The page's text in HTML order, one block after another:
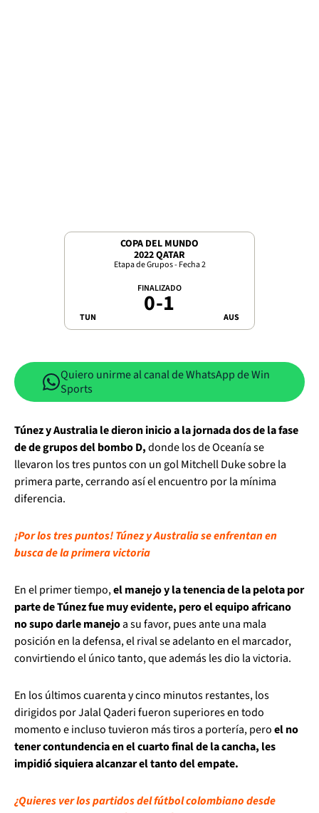
COPA DEL MUNDO
2022 QATAR
Etapa de Grupos - Fecha 2
TUN
FINALIZADO
0-1 AUS
Quiero unirme al canal de WhatsApp de Win
Sports
Túnez y Australia le dieron inicio a la jornada dos de la fase
de de grupos del bombo D,donde los de Oceanía se
llevaron los tres puntos con un gol Mitchell Duke sobre la
primera parte, cerrando así el encuentro por la mínima
diferencia.
¡Por los tres puntos! Túnez y Australia se enfrentan en
busca de la primera victoria
En el primer tiempo,el manejo y la tenencia de la pelota por
parte de Túnez fue muy evidente, pero el equipo africano
no supo darle manejoa su favor, pues ante una mala
posición en la defensa, el rival se adelanto en el marcador,
convirtiendo el único tanto, que además les dio la victoria.
En los últimos cuarenta y cinco minutos restantes, los
dirigidos por Jalal Qaderi fueron superiores en todo
momento e incluso tuvieron más tiros a portería, peroel no
tener contundencia en el cuarto final de la cancha, les
impidió siquiera alcanzar el tanto del empate.
¿Quieres ver los partidos del fútbol colombiano desde